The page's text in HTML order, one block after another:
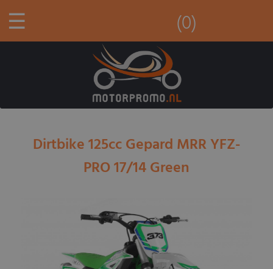
☰ (0)
Dirtbike 125cc Gepard MRR YFZ-
PRO 17/14 Green